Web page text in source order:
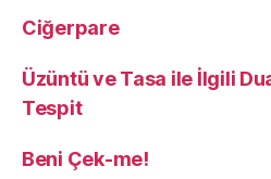
Ciğerpare
Üzüntü ve Tasa ile İlgili
Tespit
Beni Çek-me!